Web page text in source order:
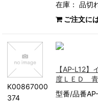
在庫：品切
ご注文に
K00867000
374
【AP-L12
度ＬＥＤ
型番/品番